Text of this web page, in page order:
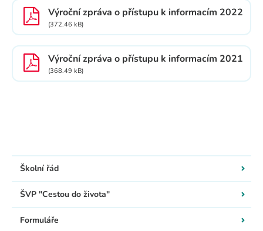
Výroční zpráva o přístupu k informacím 2022
(372.46 kB)
Výroční zpráva o přístupu k informacím 2021
(368.49 kB)
Školní řád
ŠVP "Cestou do života"
Formuláře